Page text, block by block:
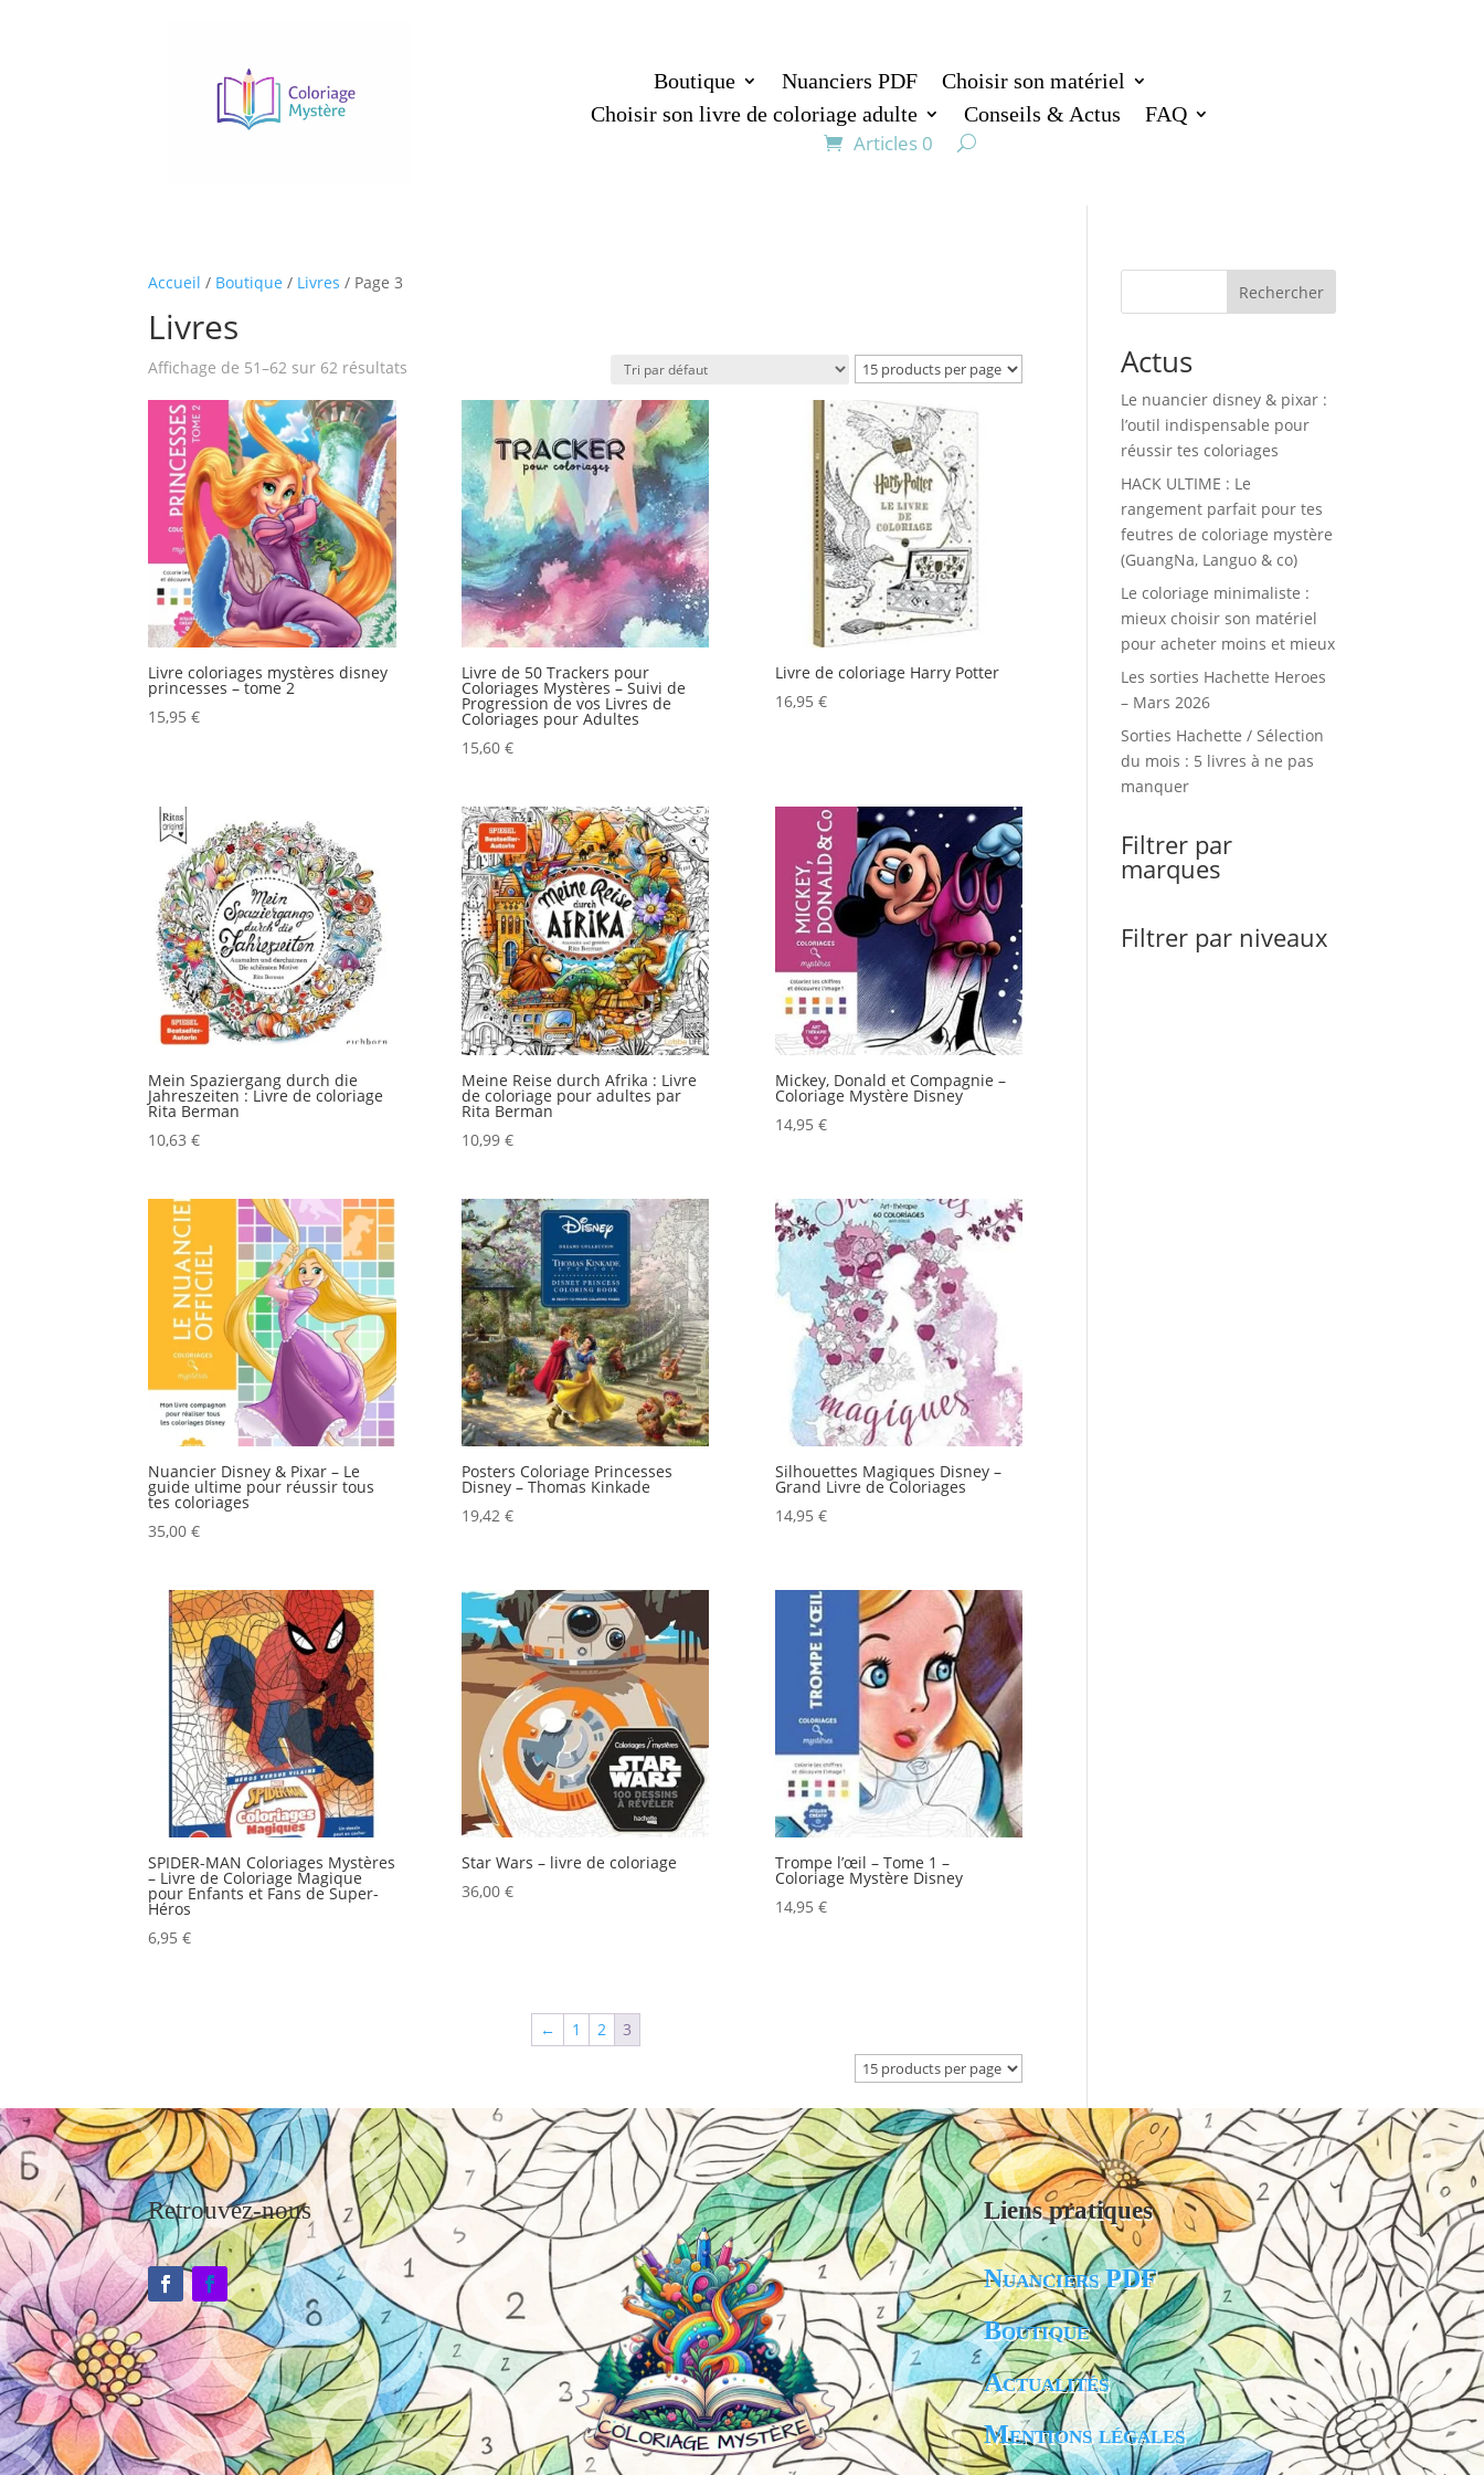
Boutique Nuanciers PDF
Choisir son matériel
Choisir son livre de coloriage adulte
Conseils & Actus FAQ
Articles 0
Accueil / Boutique / Livres / Page 3
Livres
Affichage de 51–62 sur 62 résultats
Livre coloriages mystères disney
princesses – tome 2
15,95€
Livre de 50 Trackers pour
Coloriages Mystères – Suivi de
Progression de vos Livres de
Coloriages pour Adultes
15,60 €
Livre de coloriage Harry Potter
16,95 €
Mein Spaziergang durch die
Jahreszeiten : Livre de coloriage
Rita Berman
10,63€
Meine Reise durch Afrika : Livre
de coloriage pour adultes par
Rita Berman
10,99 €
Mickey, Donald et Compagnie –
Coloriage Mystère Disney
14,95 €
Nuancier Disney & Pixar – Le
guide ultime pour réussir tous
tes coloriages
35,00€
Posters Coloriage Princesses
Disney – Thomas Kinkade
19,42 €
Silhouettes Magiques Disney –
Grand Livre de Coloriages
14,95 €
SPIDER-MAN Coloriages Mystères
– Livre de Coloriage Magique
pour Enfants et Fans de Super-
Héros
6,95€
Star Wars – livre de coloriage
36,00 €
Trompe l’œil – Tome 1 –
Coloriage Mystère Disney
14,95 €
← 1 2 3
Rechercher
Actus
Le nuancier disney & pixar :
l’outil indispensable pour
réussir tes coloriages
HACK ULTIME : Le
rangement parfait pour tes
feutres de coloriage mystère
(GuangNa, Languo & co)
Le coloriage minimaliste :
mieux choisir son matériel
pour acheter moins et mieux
Les sorties Hachette Heroes
– Mars 2026
Sorties Hachette / Sélection
du mois : 5 livres à ne pas
manquer
Filtrer par
marques
Filtrer par niveaux
Retrouvez-nous Liens pratiques
Nuanciers PDF
Boutique
Actualités
Mentions légales